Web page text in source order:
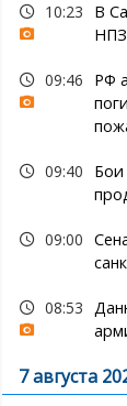
10:23
В
НПЗ
09:46
РФ
09:40
Бои
09:00
08:53
7 августа